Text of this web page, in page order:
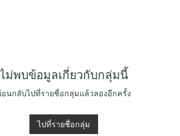
ไม่พบข้อมูลเกี่ยวกับกลุ่มนี้
อนกลับไปที่รายชื่อกลุ่มแล้วลองอีกครั้ง
ไปที่รายชื่อกลุ่ม